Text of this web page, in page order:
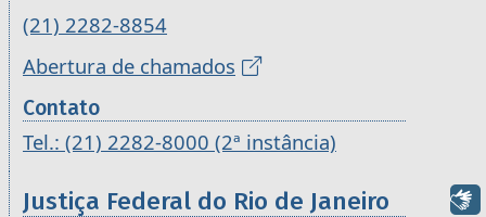
(21) 2282-8854
Abertura de chamados
Contato
Tel.: (21) 2282-8000 (2ª instância)
Justiça Federal do Rio de JaneiroLibras